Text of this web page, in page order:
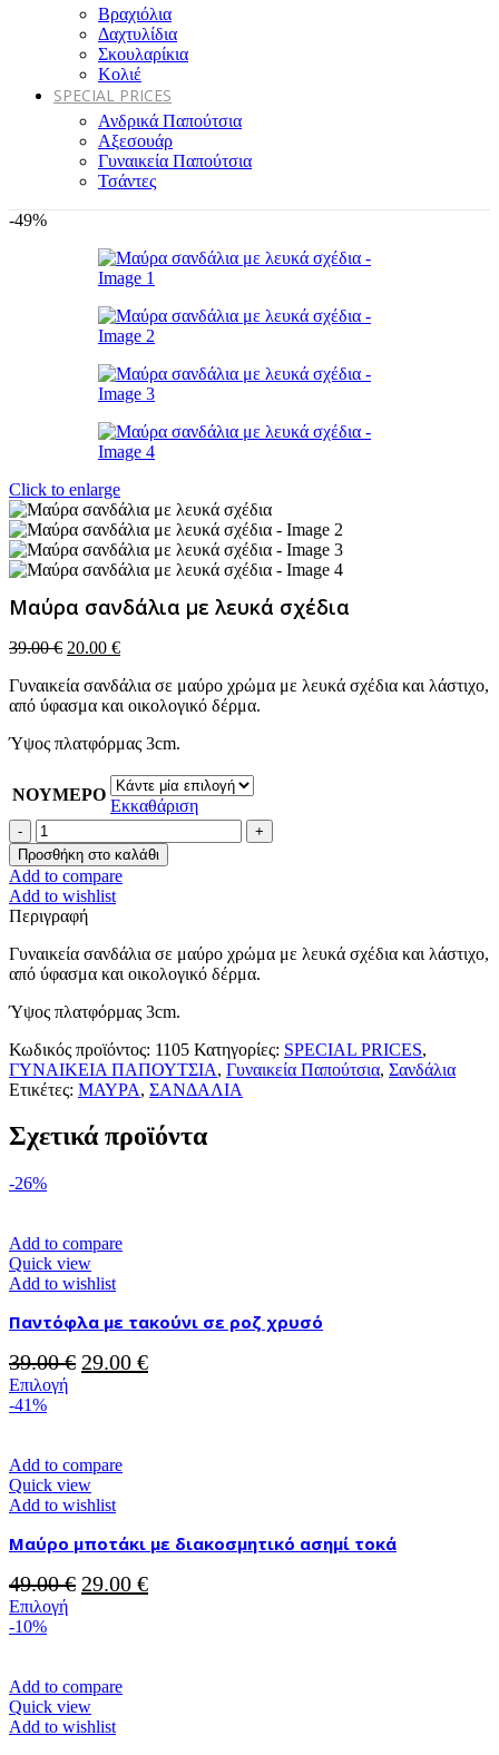
Βραχιόλια
Δαχτυλίδια
Σκουλαρίκια
Κολιέ
SPECIAL PRICES
Ανδρικά Παπούτσια
Αξεσουάρ
Γυναικεία Παπούτσια
Τσάντες
-49%
Click to enlarge
Μαύρα σανδάλια με λευκά σχέδια
39.00€ Original
was:
39.00 €.
20.00 €Η
τιμή
είναι:
Γυναικεία σανδάλια σε μαύρο χρώμα με λευκά σχέδια και λάστιχο,
από ύφασμα και οικολογικό δέρμα.
Ύψος πλατφόρμας 3cm.
ΝΟΥΜΕΡΟ
Εκκαθάριση
Μαύρα
σανδάλια
με
λευκά
σχέδια
ποσότητα
Προσθήκη στο καλάθι
Add to compare
Add to wishlist
Περιγραφή
Γυναικεία σανδάλια σε μαύρο χρώμα με λευκά σχέδια και λάστιχο,
από ύφασμα και οικολογικό δέρμα.
Ύψος πλατφόρμας 3cm.
Κωδικός προϊόντος: 1105 Κατηγορίες: SPECIAL PRICES,
ΓΥΝΑΙΚΕΙΑ ΠΑΠΟΥΤΣΙΑ, Γυναικεία Παπούτσια, Σανδάλια
Ετικέτες: ΜΑΥΡΑ, ΣΑΝΔΑΛΙΑ
Σχετικά προϊόντα
-26%
Add to compare
Quick view
Add to wishlist
Παντόφλα με τακούνι σε ροζ χρυσό
39.00€ Original
29.00 €Η
ΕπιλογήΑυτό
πολλαπλές
παραλλαγές.
Οι
μπορούν
επιλεγούν
στη
-41%
Add to compare
Quick view
Add to wishlist
Μαύρο μποτάκι με διακοσμητικό ασημί τοκά
49.00€ Original
29.00 €Η
ΕπιλογήΑυτό
πολλαπλές
παραλλαγές.
Οι
-10%
Add to compare
Quick view
Add to wishlist